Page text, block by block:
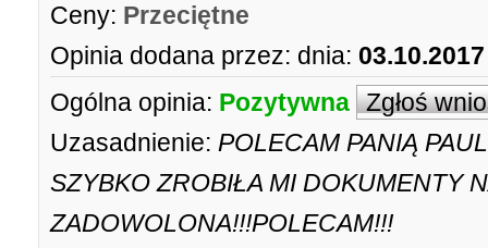
Ceny: Przeciętne
Opinia dodana przez: dnia:
Ogólna opinia: Pozytywna Zgłoś
Uzasadnienie: POLECAM PANIĄ
SZYBKO ZROBIŁA MI DOKUMENTY
ZADOWOLONA!!!POLECAM!!!